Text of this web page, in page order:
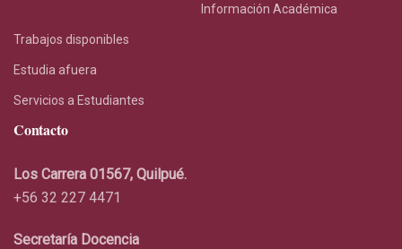
Información Académica
Trabajos disponibles
Estudia afuera
Servicios a Estudiantes
Contacto
Los Carrera 01567, Quilpué.
+56 32 227 4471
Secretaría Docencia